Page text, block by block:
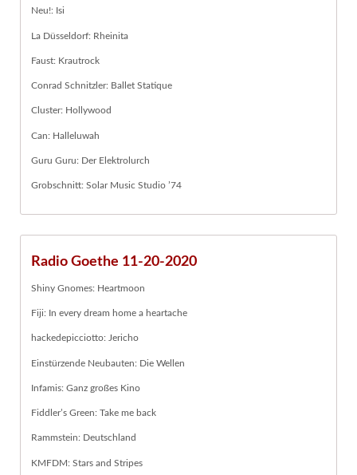
Neu!: Isi
La Düsseldorf: Rheinita
Faust: Krautrock
Conrad Schnitzler: Ballet Statique
Cluster: Hollywood
Can: Halleluwah
Guru Guru: Der Elektrolurch
Grobschnitt: Solar Music Studio ’74
Radio Goethe 11-20-2020
Shiny Gnomes: Heartmoon
Fiji: In every dream home a heartache
hackedepicciotto: Jericho
Einstürzende Neubauten: Die Wellen
Infamis: Ganz großes Kino
Fiddler’s Green: Take me back
Rammstein: Deutschland
KMFDM: Stars and Stripes